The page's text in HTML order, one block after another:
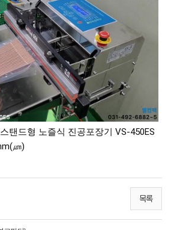
탠드형 노즐식 진공포장기 VS-450ES
㎛)
목록